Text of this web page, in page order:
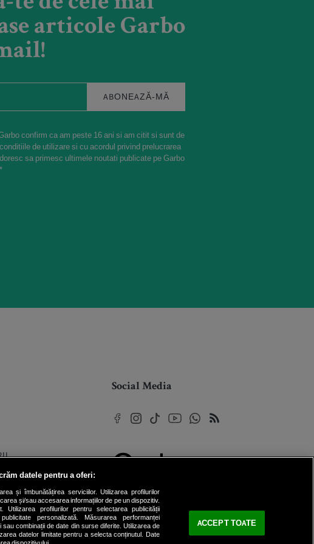
articole Garbo
ABONEAZĂ-MĂ
confirm ca am peste 16 ani si am citit si sunt de
de utilizare si cu acordul privind prelucrarea
sa primesc ultimele noutati publicate pe Garbo
Social Media
Toate drepturile rezervate
datele pentru a oferi:
și îmbunătățirea serviciilor. Utilizarea profilurilor
și/sau accesarea informațiilor de pe un dispozitiv.
Utilizarea profilurilor pentru selectarea publicității
personalizată. Măsurarea performanței
combinații de date din surse diferite. Utilizarea de
datelor limitate pentru a selecta conținutul. Date
ACCEPT TOATE